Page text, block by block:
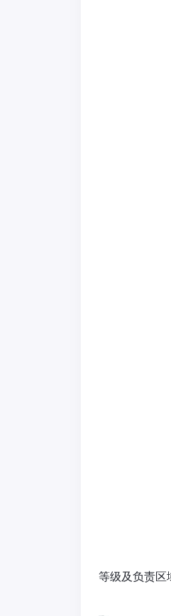
等级及负责区